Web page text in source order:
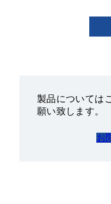
製品については
願い致します。
お